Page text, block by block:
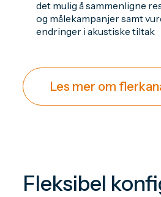
det mulig å sammenligne
og målekampanjer samt
endringer i akustiske tiltak
Les mer om
Fleksibel